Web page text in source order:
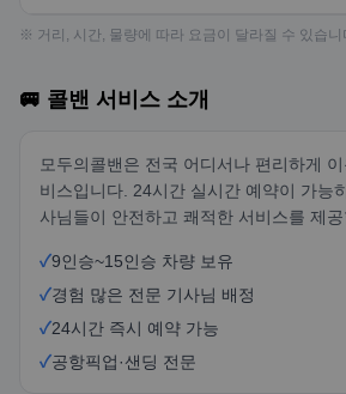
※ 거리, 시간, 물량에 따라 요금이 달라질 수 있습니
🚐 콜밴 서비스 소개
모두의콜밴은 전국 어디서나 편리하게
비스입니다. 24시간 실시간 예약이 가능
사님들이 안전하고 쾌적한 서비스를 제공
✓9인승~15인승 차량 보유
✓경험 많은 전문 기사님 배정
✓24시간 즉시 예약 가능
✓공항픽업·샌딩 전문